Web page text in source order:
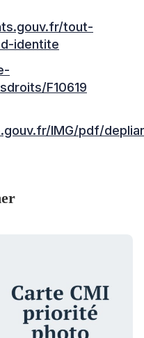
tout-
identite
F10619
IMG/pdf/